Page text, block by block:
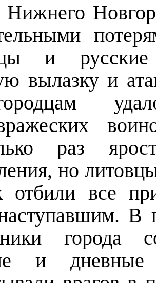
и русские
вылазку и
раз
но
отбили все
В
города
и дневные